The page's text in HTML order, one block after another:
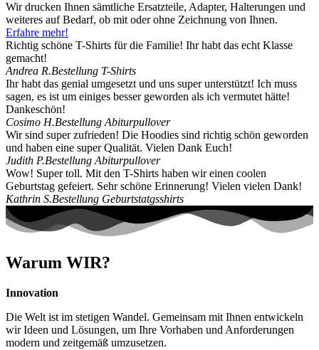
Wir drucken Ihnen sämtliche Ersatzteile, Adapter, Halterungen und
weiteres auf Bedarf, ob mit oder ohne Zeichnung von Ihnen.
Erfahre mehr!
Richtig schöne T-Shirts für die Familie! Ihr habt das echt Klasse
gemacht!
Andrea R.Bestellung T-Shirts
Ihr habt das genial umgesetzt und uns super unterstützt! Ich muss
sagen, es ist um einiges besser geworden als ich vermutet hätte!
Dankeschön!
Cosimo H.Bestellung Abiturpullover
Wir sind super zufrieden! Die Hoodies sind richtig schön geworden
und haben eine super Qualität. Vielen Dank Euch!
Judith P.Bestellung Abiturpullover
Wow! Super toll. Mit den T-Shirts haben wir einen coolen
Geburtstag gefeiert. Sehr schöne Erinnerung! Vielen vielen Dank!
Kathrin S.Bestellung Geburtstatgsshirts
Warum WIR?
Innovation
Die Welt ist im stetigen Wandel. Gemeinsam mit Ihnen entwickeln
wir Ideen und Lösungen, um Ihre Vorhaben und Anforderungen
modern und zeitgemäß umzusetzen.